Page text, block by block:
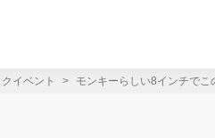
イベント モンキーらしい8インチで